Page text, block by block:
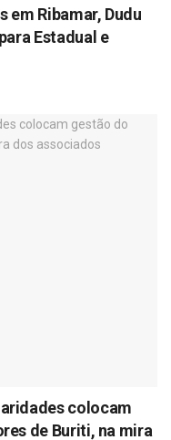
em Ribamar, Dudu
Estadual e
colocam
de Buriti, na mira